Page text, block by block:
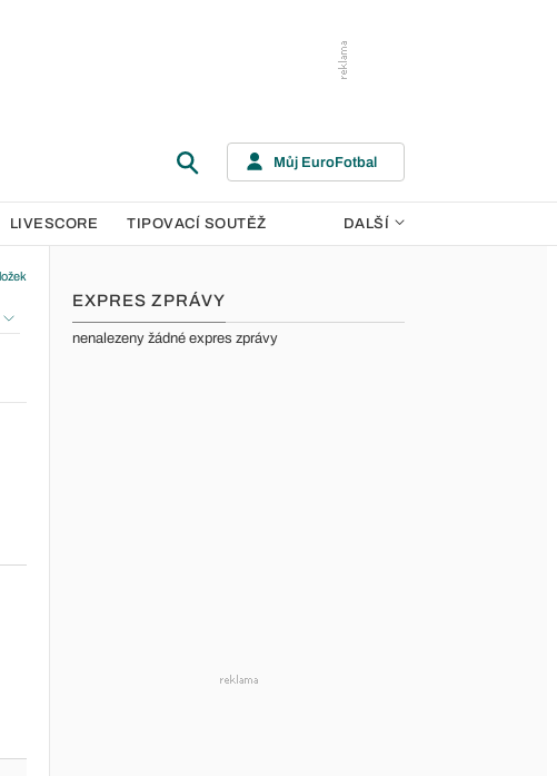
Můj EuroFotbal
LIVESCORE TIPOVACÍ SOUTĚŽ DALŠÍ
EXPRES ZPRÁVY
nenalezeny žádné expres zprávy